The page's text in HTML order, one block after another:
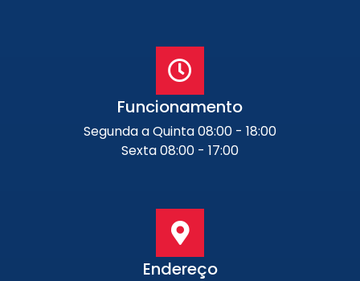
Funcionamento
Segunda a Quinta 08:00 - 18:00
Sexta 08:00 - 17:00
Endereço